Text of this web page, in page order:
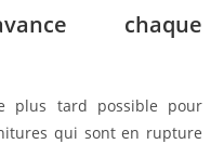
chaque
plus tard possible pour
qui sont en rupture